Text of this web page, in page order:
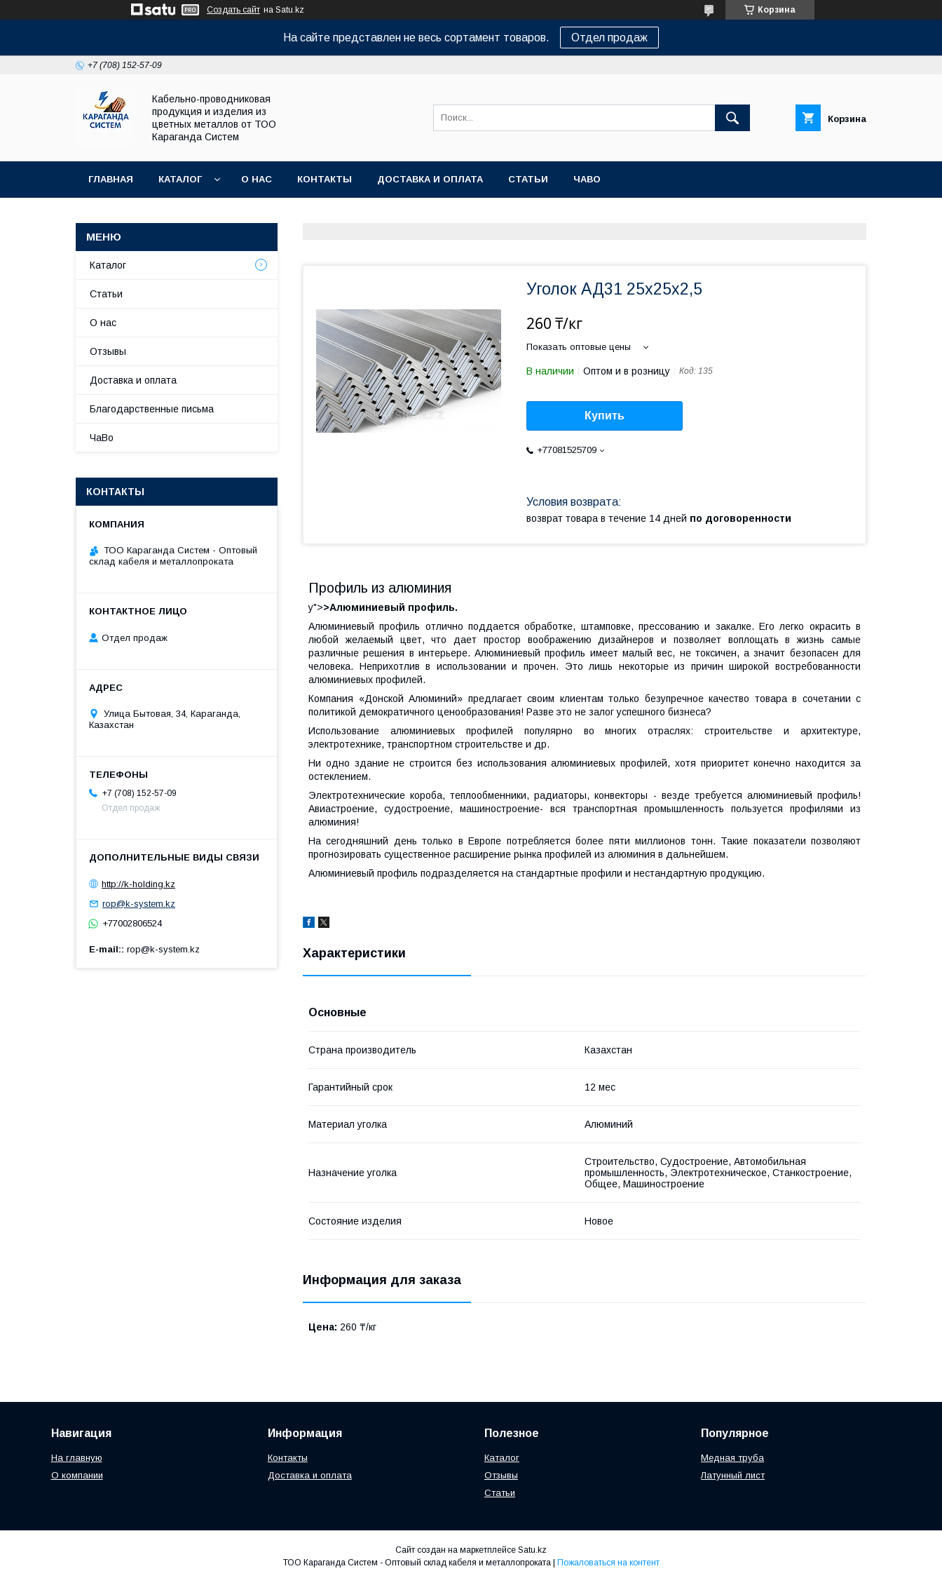
Создать сайт на Satu.kz Корзина
На сайте представлен не весь сортамент товаров. Отдел продаж
+7 (708) 152-57-09
Кабельно-проводниковая
продукция и изделия из
цветных металлов от ТОО
Караганда Систем
Корзина
ГЛАВНАЯ КАТАЛОГ О НАС КОНТАКТЫ ДОСТАВКА И ОПЛАТА СТАТЬИ ЧАВО
Уголок АД31 25х25x2,5
260 ₸/кг
Показать оптовые цены
В наличии Оптом и в розницу Код: 135
Купить
+77081525709
возврат товара в течение 14 дней по договоренности
Профиль из алюминия
y">>Алюминиевый профиль.
Алюминиевый профиль отлично поддается обработке, штамповке, прессованию и закалке. Его легко окрасить в
любой желаемый цвет, что дает простор воображению дизайнеров и позволяет воплощать в жизнь самые
различные решения в интерьере. Алюминиевый профиль имеет малый вес, не токсичен, а значит безопасен для
человека. Неприхотлив в использовании и прочен. Это лишь некоторые из причин широкой востребованности
алюминиевых профилей.
Компания «Донской Алюминий» предлагает своим клиентам только безупречное качество товара в сочетании с
политикой демократичного ценообразования! Разве это не залог успешного бизнеса?
Использование алюминиевых профилей популярно во многих отраслях: строительстве и архитектуре,
электротехнике, транспортном строительстве и др.
Ни одно здание не строится без использования алюминиевых профилей, хотя приоритет конечно находится за
остеклением.
Электротехнические короба, теплообменники, радиаторы, конвекторы - везде требуется алюминиевый профиль!
Авиастроение, судостроение, машиностроение- вся транспортная промышленность пользуется профилями из
алюминия!
На сегодняшний день только в Европе потребляется более пяти миллионов тонн. Такие показатели позволяют
прогнозировать существенное расширение рынка профилей из алюминия в дальнейшем.
Алюминиевый профиль подразделяется на стандартные профили и нестандартную продукцию.
Характеристики
Основные
Страна производитель Казахстан
Гарантийный срок 12 мес
Материал уголка Алюминий
Назначение уголка
Строительство, Судостроение, Автомобильная
промышленность, Электротехническое, Станкостроение,
Общее, Машиностроение
Состояние изделия Новое
Информация для заказа
Цена: 260 ₸/кг
Каталог
Статьи
О нас
Отзывы
Доставка и оплата
Благодарственные письма
ЧаВо
КОНТАКТЫ
ТОО Караганда Систем - Оптовый
склад кабеля и металлопроката
Отдел продаж
Улица Бытовая, 34, Караганда,
Казахстан
+7 (708) 152-57-09
Отдел продаж
http://k-holding.kz
rop@k-system.kz
+77002806524
E-mail: rop@k-system.kz
Навигация
На главную
О компании
Информация
Контакты
Доставка и оплата
Полезное
Каталог
Отзывы
Статьи
Популярное
Медная труба
Латунный лист
Сайт создан на маркетплейсе Satu.kz
ТОО Караганда Систем - Оптовый склад кабеля и металлопроката | Пожаловаться на контент